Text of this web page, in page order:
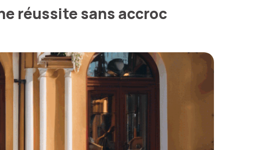
réussite sans accroc